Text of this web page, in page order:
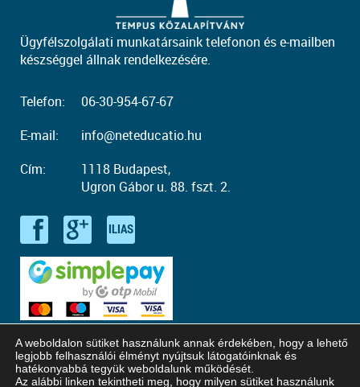
Ügyfélszolgálati munkatársaink telefonon és e-mailben
készséggel állnak rendelkezésére.
Telefon:
06-30-954-67-67
E-mail:
info@neteducatio.hu
Cím:
1118 Budapest,
Ugron Gábor u. 88. fszt. 2.
A weboldalon sütiket használunk annak érdekében, hogy a lehető
legjobb felhasználói élményt nyújtsuk látogatóinknak és
hatékonyabbá tegyük weboldalunk működését.
Az alábbi linken tekintheti meg, hogy milyen sütiket használunk